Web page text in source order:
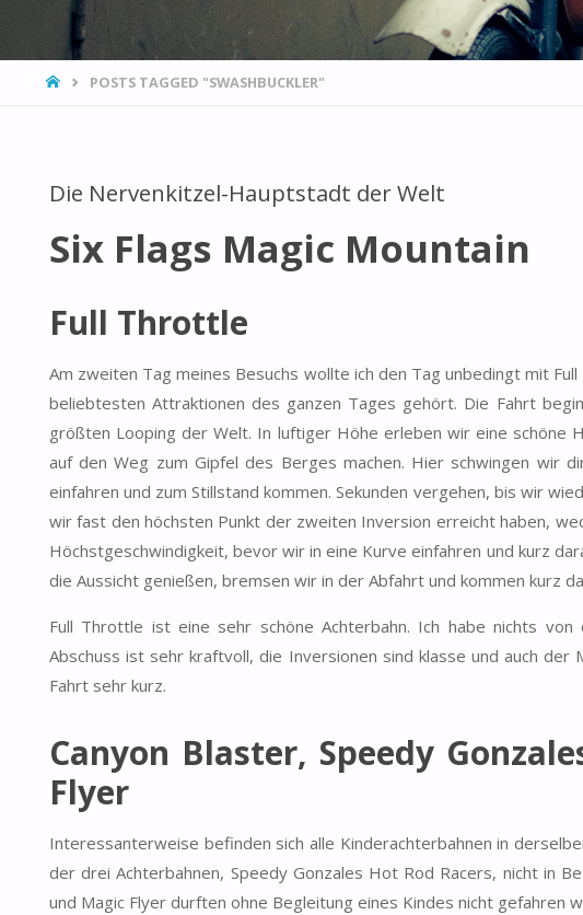
HOMEPOSTS TAGGED "SWASHBUCKLER"
Die Nervenkitzel-Hauptstadt der Welt
Six Flags Magic Mountain
Full Throttle
Am zweiten Tag meines Besuchs wollte ich den Tag unbedingt mit
beliebtesten Attraktionen des ganzen Tages gehört. Die Fahrt
größten Looping der Welt. In luftiger Höhe erleben wir eine schöne
auf den Weg zum Gipfel des Berges machen. Hier schwingen wir
einfahren und zum Stillstand kommen. Sekunden vergehen, bis wir
wir fast den höchsten Punkt der zweiten Inversion erreicht haben,
Höchstgeschwindigkeit, bevor wir in eine Kurve einfahren und kurz
die Aussicht genießen, bremsen wir in der Abfahrt und kommen kurz
Full Throttle ist eine sehr schöne Achterbahn. Ich habe nichts
Abschuss ist sehr kraftvoll, die Inversionen sind klasse und auch
Fahrt sehr kurz.
Canyon Blaster, Speedy
Flyer
Interessanterweise befinden sich alle Kinderachterbahnen in
der drei Achterbahnen, Speedy Gonzales Hot Rod Racers, nicht in
und Magic Flyer durften ohne Begleitung eines Kindes nicht gefahren